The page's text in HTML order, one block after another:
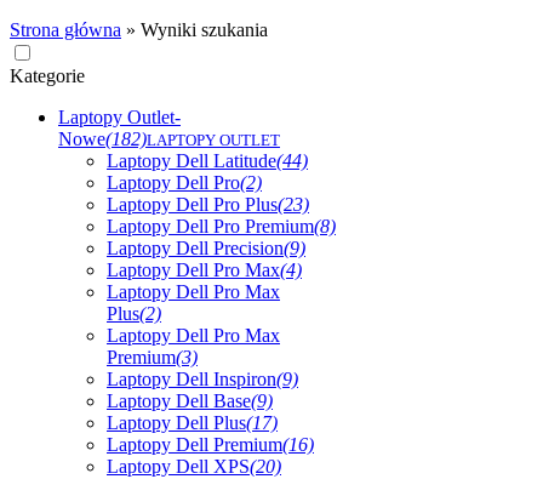
Strona główna » Wyniki szukania
Kategorie
Laptopy Outlet-
Nowe(182)LAPTOPY OUTLET
Laptopy Dell Latitude(44)
Laptopy Dell Pro(2)
Laptopy Dell Pro Plus(23)
Laptopy Dell Pro Premium(8)
Laptopy Dell Precision(9)
Laptopy Dell Pro Max(4)
Laptopy Dell Pro Max
Plus(2)
Laptopy Dell Pro Max
Premium(3)
Laptopy Dell Inspiron(9)
Laptopy Dell Base(9)
Laptopy Dell Plus(17)
Laptopy Dell Premium(16)
Laptopy Dell XPS(20)